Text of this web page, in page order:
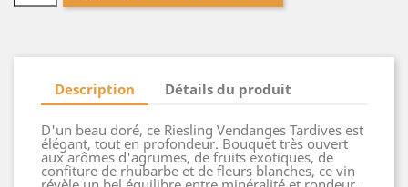
Description Détails du produit
D'un beau doré, ce Riesling Vendanges Tardives est
élégant, tout en profondeur. Bouquet très ouvert
aux arômes d'agrumes, de fruits exotiques, de
confiture de rhubarbe et de fleurs blanches, ce vin